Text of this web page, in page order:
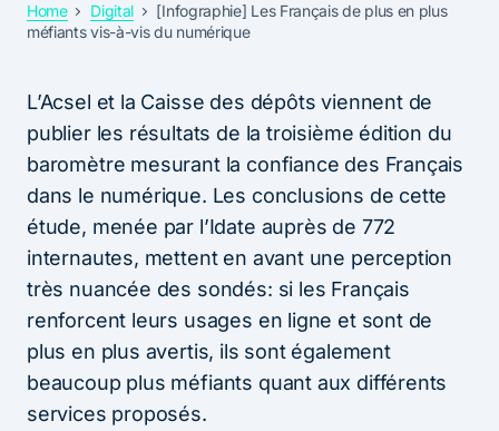
Home Digital
[Infographie] Les Français de plus en plus
méfiants vis-à-vis du numérique
L’Acsel et la Caisse des dépôts viennent de
publier les résultats de la troisième édition du
baromètre mesurant la confiance des Français
dans le numérique. Les conclusions de cette
étude, menée par l’Idate auprès de 772
internautes, mettent en avant une perception
très nuancée des sondés: si les Français
renforcent leurs usages en ligne et sont de
plus en plus avertis, ils sont également
beaucoup plus méfiants quant aux différents
services proposés.